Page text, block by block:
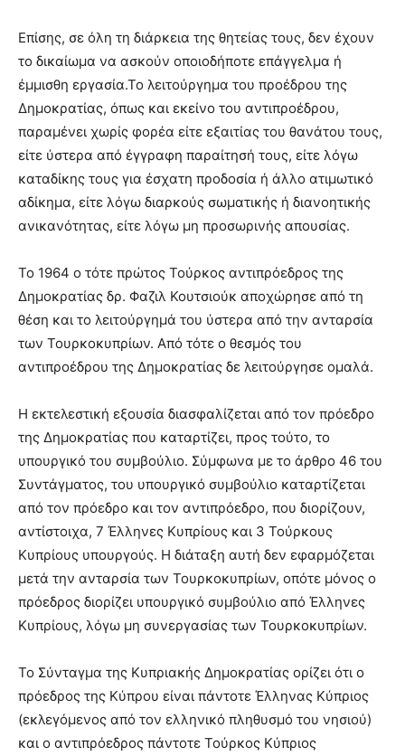
Επίσης, σε όλη τη διάρκεια της θητείας τους, δεν έχουν
το δικαίωμα να ασκούν οποιοδήποτε επάγγελμα ή
έμμισθη εργασία.Το λειτούργημα του προέδρου της
Δημοκρατίας, όπως και εκείνο του αντιπροέδρου,
παραμένει χωρίς φορέα είτε εξαιτίας του θανάτου τους,
είτε ύστερα από έγγραφη παραίτησή τους, είτε λόγω
καταδίκης τους για έσχατη προδοσία ή άλλο ατιμωτικό
αδίκημα, είτε λόγω διαρκούς σωματικής ή διανοητικής
ανικανότητας, είτε λόγω μη προσωρινής απουσίας.
Το 1964 ο τότε πρώτος Τούρκος αντιπρόεδρος της
Δημοκρατίας δρ. Φαζιλ Κουτσιούκ αποχώρησε από τη
θέση και το λειτούργημά του ύστερα από την ανταρσία
των Τουρκοκυπρίων. Από τότε ο θεσμός του
αντιπροέδρου της Δημοκρατίας δε λειτούργησε ομαλά.
Η εκτελεστική εξουσία διασφαλίζεται από τον πρόεδρο
της Δημοκρατίας που καταρτίζει, προς τούτο, το
υπουργικό του συμβούλιο. Σύμφωνα με το άρθρο 46 του
Συντάγματος, του υπουργικό συμβούλιο καταρτίζεται
από τον πρόεδρο και τον αντιπρόεδρο, που διορίζουν,
αντίστοιχα, 7 Έλληνες Κυπρίους και 3 Τούρκους
Κυπρίους υπουργούς. Η διάταξη αυτή δεν εφαρμόζεται
μετά την ανταρσία των Τουρκοκυπρίων, οπότε μόνος ο
πρόεδρος διορίζει υπουργικό συμβούλιο από Έλληνες
Κυπρίους, λόγω μη συνεργασίας των Τουρκοκυπρίων.
Το Σύνταγμα της Κυπριακής Δημοκρατίας ορίζει ότι ο
πρόεδρος της Κύπρου είναι πάντοτε Έλληνας Κύπριος
(εκλεγόμενος από τον ελληνικό πληθυσμό του νησιού)
και ο αντιπρόεδρος πάντοτε Τούρκος Κύπριος